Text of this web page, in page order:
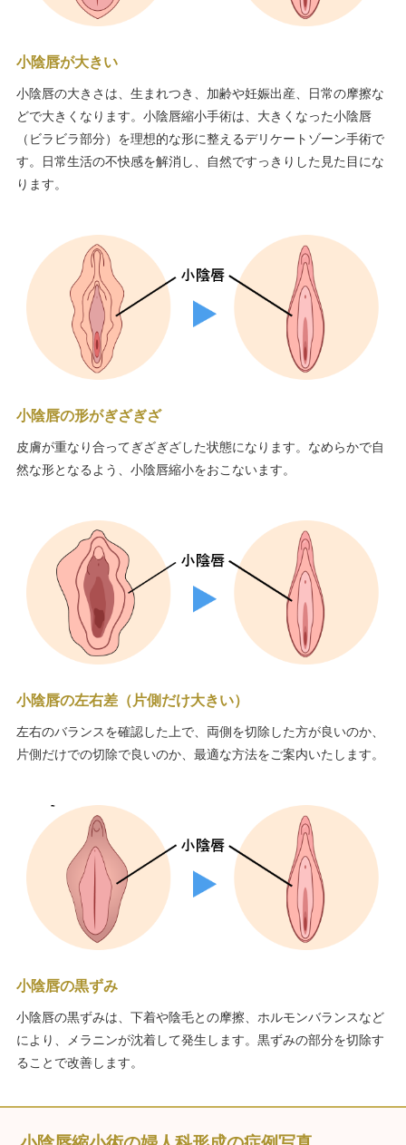
小陰唇が大きい
小陰唇の大きさは、生まれつき、加齢や妊娠出産、日常の摩擦な
どで大きくなります。小陰唇縮小手術は、大きくなった小陰唇
（ビラビラ部分）を理想的な形に整えるデリケートゾーン手術で
す。日常生活の不快感を解消し、自然ですっきりした見た目にな
ります。
小陰唇の形がぎざぎざ
皮膚が重なり合ってぎざぎざした状態になります。なめらかで自
然な形となるよう、小陰唇縮小をおこないます。
小陰唇の左右差（片側だけ大きい）
左右のバランスを確認した上で、両側を切除した方が良いのか、
片側だけでの切除で良いのか、最適な方法をご案内いたします。
小陰唇の黒ずみ
小陰唇の黒ずみは、下着や陰毛との摩擦、ホルモンバランスなど
により、メラニンが沈着して発生します。黒ずみの部分を切除す
ることで改善します。